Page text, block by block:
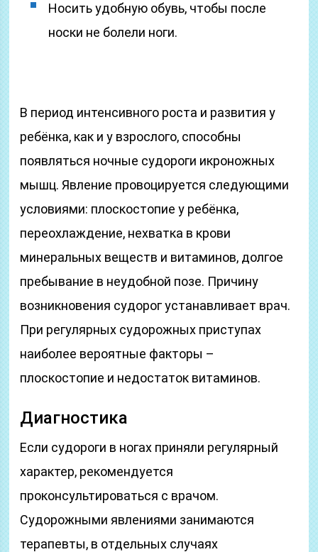
Носить удобную обувь, чтобы после
носки не болели ноги.
В период интенсивного роста и развития у
ребёнка, как и у взрослого, способны
появляться ночные судороги икроножных
мышц. Явление провоцируется следующими
условиями: плоскостопие у ребёнка,
переохлаждение, нехватка в крови
минеральных веществ и витаминов, долгое
пребывание в неудобной позе. Причину
возникновения судорог устанавливает врач.
При регулярных судорожных приступах
наиболее вероятные факторы –
плоскостопие и недостаток витаминов.
Диагностика
Если судороги в ногах приняли регулярный
характер, рекомендуется
проконсультироваться с врачом.
Судорожными явлениями занимаются
терапевты, в отдельных случаях